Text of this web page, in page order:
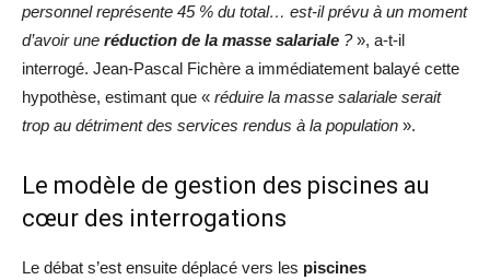
personnel représente 45 % du total… est-il prévu à un moment
d’avoir une réduction de la masse salariale ?», a-t-il
interrogé. Jean-Pascal Fichère a immédiatement balayé cette
hypothèse, estimant que « réduire la masse salariale serait
trop au détriment des services rendus à la population ».
Le modèle de gestion des piscines au
cœur des interrogations
Le débat s’est ensuite déplacé vers les piscines